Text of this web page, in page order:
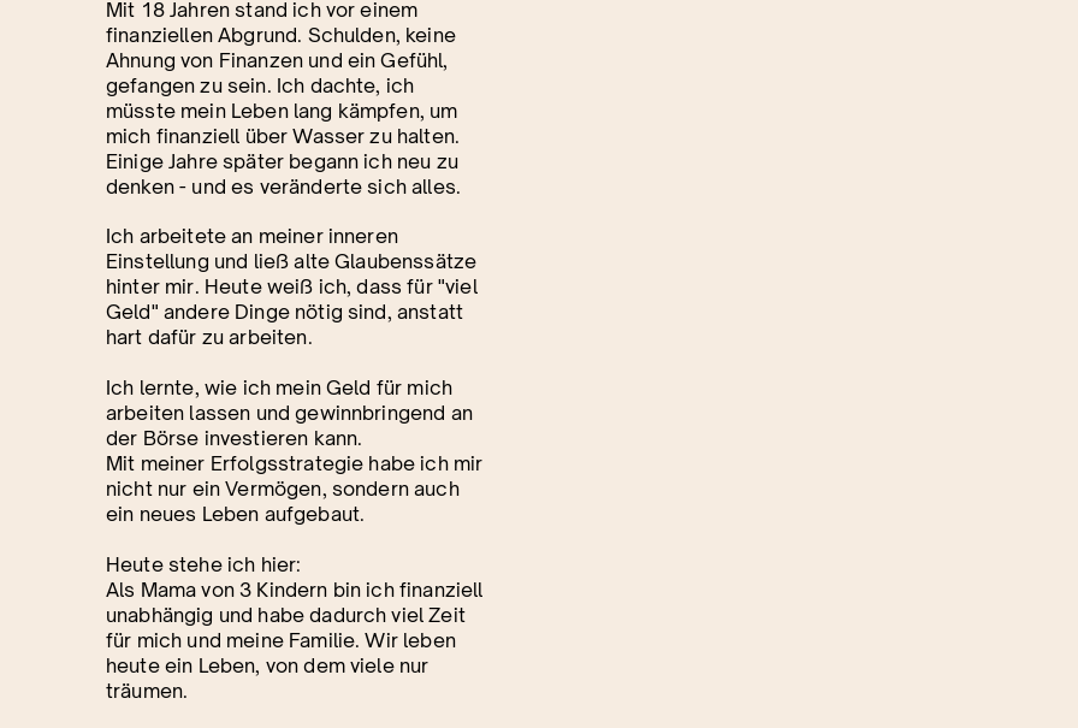
Mit 18 Jahren stand ich vor einem
finanziellen Abgrund. Schulden, keine
Ahnung von Finanzen und ein Gefühl,
gefangen zu sein. Ich dachte, ich
müsste mein Leben lang kämpfen, um
mich finanziell über Wasser zu halten.
Einige Jahre später begann ich neu zu
denken - und es veränderte sich alles.
Ich arbeitete an meiner inneren
Einstellung und ließ alte Glaubenssätze
hinter mir. Heute weiß ich, dass für "viel
Geld" andere Dinge nötig sind, anstatt
hart dafür zu arbeiten.
Ich lernte, wie ich mein Geld für mich
arbeiten lassen und gewinnbringend an
der Börse investieren kann.
Mit meiner Erfolgsstrategie habe ich mir
nicht nur ein Vermögen, sondern auch
ein neues Leben aufgebaut.
Heute stehe ich hier:
Als Mama von 3 Kindern bin ich finanziell
unabhängig und habe dadurch viel Zeit
für mich und meine Familie. Wir leben
heute ein Leben, von dem viele nur
träumen.